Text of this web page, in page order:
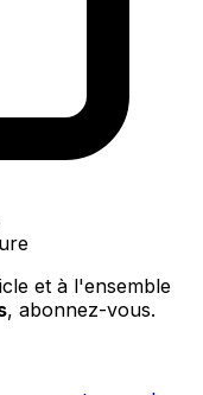
et à l'ensemble
, abonnez-vous.